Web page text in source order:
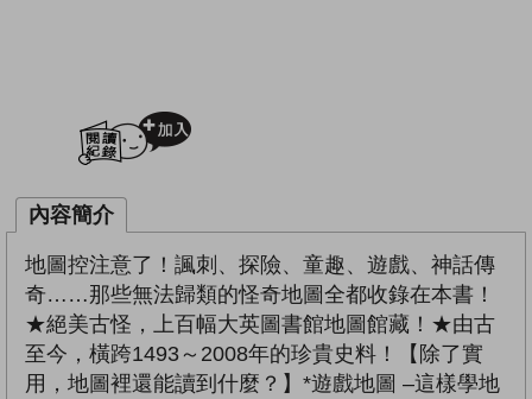
內容簡介
地圖控注意了！諷刺、探險、童趣、遊戲、神話傳
奇……那些無法歸類的怪奇地圖全都收錄在本書！
★絕美古怪，上百幅大英圖書館地圖館藏！★由古
至今，橫跨1493～2008年的珍貴史料！【除了實
用，地圖裡還能讀到什麼？】*遊戲地圖 –這樣學地